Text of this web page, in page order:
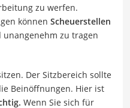
zu werfen.
können Scheuerstellen
zu tragen
Der Sitzbereich sollte
Beinöffnungen. Hier ist
Wenn Sie sich für